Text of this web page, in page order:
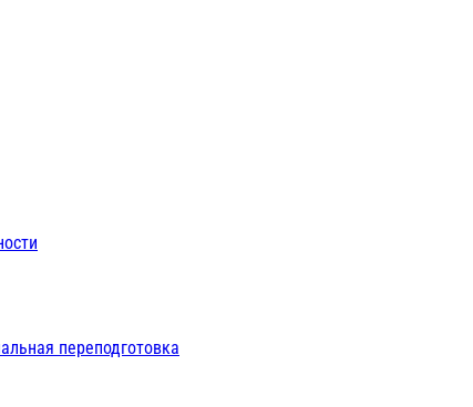
переподготовка